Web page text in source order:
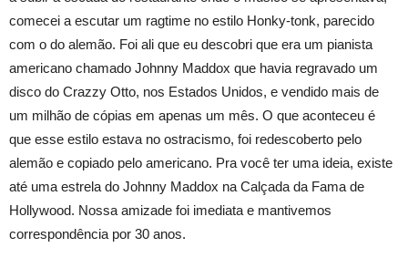
comecei a escutar um ragtime no estilo Honky-tonk, parecido
com o do alemão. Foi ali que eu descobri que era um pianista
americano chamado Johnny Maddox que havia regravado um
disco do Crazzy Otto, nos Estados Unidos, e vendido mais de
um milhão de cópias em apenas um mês. O que aconteceu é
que esse estilo estava no ostracismo, foi redescoberto pelo
alemão e copiado pelo americano. Pra você ter uma ideia, existe
até uma estrela do Johnny Maddox na Calçada da Fama de
Hollywood. Nossa amizade foi imediata e mantivemos
correspondência por 30 anos.